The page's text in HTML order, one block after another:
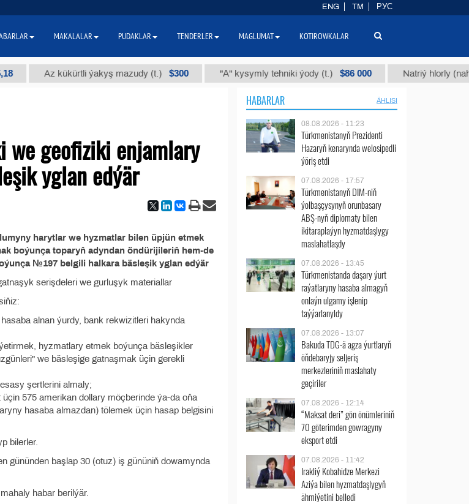
Az kükürtli ýakyş mazudy (t.) $300 "А" kysymly tehniki ýody (t.) $86 000 Natriý hlorly (nahar
we geofiziki enjamlary
yglan edýär
harytlar we hyzmatlar bilen üpjün etmek
boýunça toparyň adyndan öndürijileriň hem-de
№197 belgili halkara bäsleşik yglan edýär
serişdeleri we gurluşyk materiallar
alnan ýurdy, bank rekwizitleri hakynda
hyzmatlary etmek boýunça bäsleşikler
we bäsleşige gatnaşmak üçin gerekli
şertlerini almaly;
575 amerikan dollary möçberinde ýa-da oňa
hasaba almazdan) tölemek üçin hasap belgisini
bilerler.
gününden başlap 30 (otuz) iş gününiň dowamynda
habar berilýär.
HABARLAR ÄHLISI
08.08.2026 - 11:23
Türkmenistanyň Prezidenti
Hazaryň kenarynda welosipedli
ýöriş etdi
07.08.2026 - 17:57
Türkmenistanyň DIM-niň
ýolbaşçysynyň orunbasary
ABŞ-nyň diplomaty bilen
ikitaraplaýyn hyzmatdaşlygy
maslahatlaşdy
07.08.2026 - 13:45
Türkmenistanda daşary ýurt
raýatlaryny hasaba almagyň
onlaýn ulgamy işlenip
taýýarlanyldy
07.08.2026 - 13:07
Bakuda TDG-ä agza ýurtlaryň
öňdebaryjy seljeriş
merkezleriniň maslahaty
geçiriler
07.08.2026 - 12:14
“Maksat deri” gön önümleriniň
70 göterimden gowragyny
eksport etdi
07.08.2026 - 11:42
Irakliý Kobahidze Merkezi
Aziýa bilen hyzmatdaşlygyň
ähmiýetini belledi
ENG TM РУС
MAKALALAR PUDAKLAR TENDERLER MAGLUMAT KOTIROWKALAR